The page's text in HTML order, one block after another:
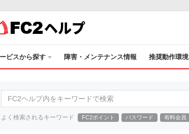
ヘルプ
ビスから探す 障害・メンテナンス情報 推奨動作環境
よく検索されるキーワード FC2ポイント パスワード 有料会員